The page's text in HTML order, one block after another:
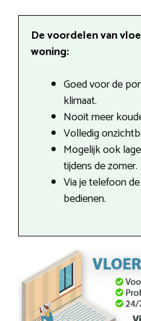
De voordelen van
woning:
Goed voor de
klimaat.
Nooit meer
Volledig
Mogelijk ook
tijdens de zomer.
Via je telefoon
bedienen.